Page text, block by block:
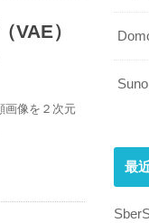
VAE）
画像を２次元
最